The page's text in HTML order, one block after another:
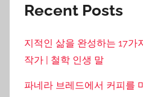
Recent Posts
지적인 삶을 완성하는 17가
작가 | 철학 인생 말
파네라 브레드에서 커피를